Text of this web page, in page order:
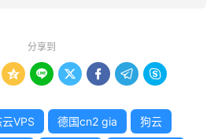
分享到
     
VPS 德国cn2 gia 狗云